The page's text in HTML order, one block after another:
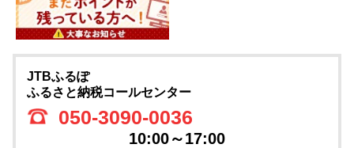
JTBふるぽ
ふるさと納税コールセンター
050-3090-0036
10:00～17:00